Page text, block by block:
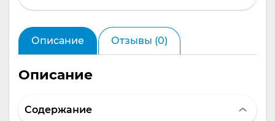
Описание Отзывы (0)
Описание
Содержание